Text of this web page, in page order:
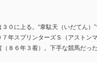
０に上る。“韋駄天（いだてん
年スプリンターズＳ（アスト
８６年３着）。下手な競馬だっ